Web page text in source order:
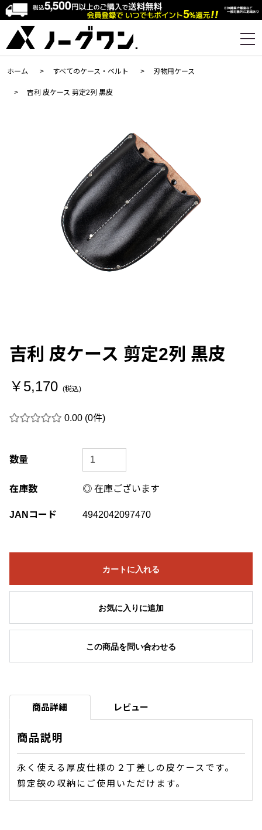
ホーム > すべてのケース・ベルト > 刃物用ケース
> 吉利 皮ケース 剪定2列 黒皮
吉利 皮ケース 剪定2列 黒皮
￥5,170 (税込)
0.00 (0件)
数量
在庫数 ◎ 在庫ございます
JANコード 4942042097470
カートに入れる
お気に入りに追加
この商品を問い合わせる
商品詳細 レビュー
商品説明
永く使える厚皮仕様の２丁差しの皮ケースです。
剪定鋏の収納にご使用いただけます。